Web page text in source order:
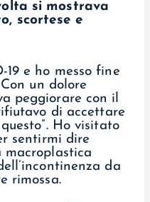
si mostrava
scortese e
e ho messo fine
un dolore
peggiorare con il
di accettare
Ho visitato
sentirmi dire
macroplastica
da
rimossa.